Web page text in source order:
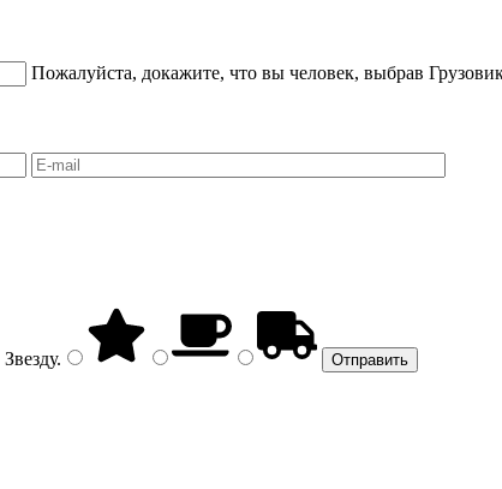
Пожалуйста, докажите, что вы человек, выбрав
Звезду.